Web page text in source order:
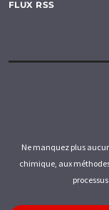
FLUX RSS
Ne manquez plus
chimique, aux